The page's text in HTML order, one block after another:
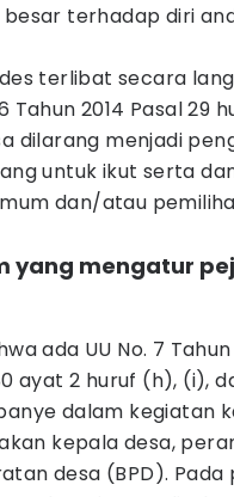
terhadap diri
terlibat secara
2014 Pasal 29
dilarang menjadi
untuk ikut serta
dan/atau
yang mengatur
ada UU No. 7
ayat 2 huruf (h), (i),
dalam kegiatan
kepala desa,
desa (BPD). Pada